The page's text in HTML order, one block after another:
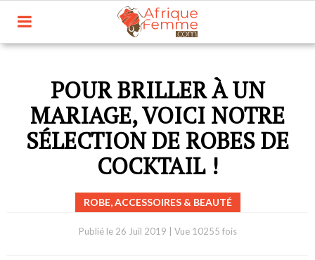
POUR BRILLER À UN
MARIAGE, VOICI NOTRE
SÉLECTION DE ROBES DE
COCKTAIL !
ROBE, ACCESSOIRES & BEAUTÉ
Publié le 26 Juil 2019 Vue 10255 fois